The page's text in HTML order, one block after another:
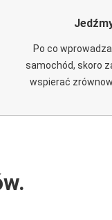
Po co
samochód, skoro
wspierać